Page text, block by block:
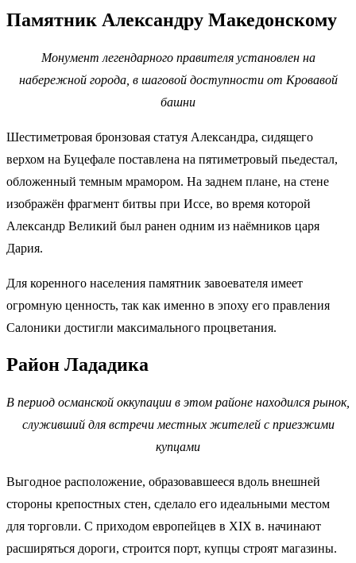
Памятник Александру Македонскому
Монумент легендарного правителя установлен на
набережной города, в шаговой доступности от Кровавой
башни
Шестиметровая бронзовая статуя Александра, сидящего
верхом на Буцефале поставлена на пятиметровый пьедестал,
обложенный темным мрамором. На заднем плане, на стене
изображён фрагмент битвы при Иссе, во время которой
Александр Великий был ранен одним из наёмников царя
Дария.
Для коренного населения памятник завоевателя имеет
огромную ценность, так как именно в эпоху его правления
Салоники достигли максимального процветания.
Район Лададика
В период османской оккупации в этом районе находился рынок,
служивший для встречи местных жителей с приезжими
купцами
Выгодное расположение, образовавшееся вдоль внешней
стороны крепостных стен, сделало его идеальными местом
для торговли. С приходом европейцев в XIX в. начинают
расширяться дороги, строится порт, купцы строят магазины.